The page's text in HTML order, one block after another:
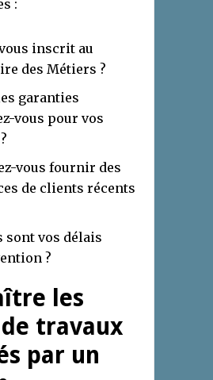
:
inscrit au
des Métiers ?
garanties
vous pour vos
vous fournir des
de clients récents
sont vos délais
?
les
travaux
par un